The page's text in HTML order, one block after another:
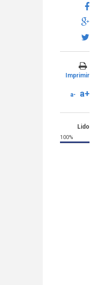
Imprimir
a- a+
Lido
100%